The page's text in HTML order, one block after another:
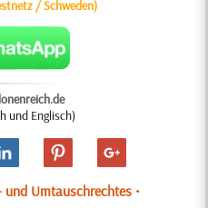
/ Schweden)
und Englisch)
und Umtauschrechtes •